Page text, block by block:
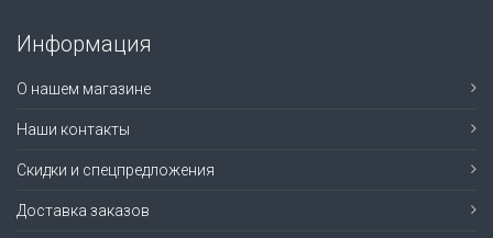
Информация
О нашем магазине
Наши контакты
Скидки и спецпредложения
Доставка заказов